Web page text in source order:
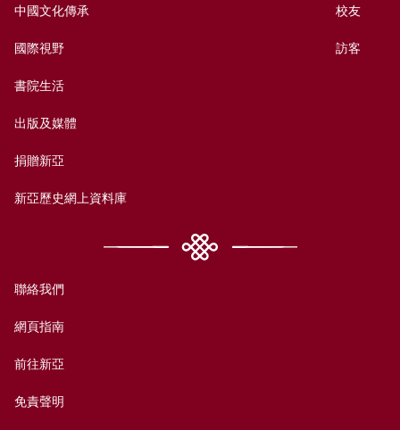
中國文化傳承
國際視野
書院生活
出版及媒體
捐贈新亞
新亞歷史網上資料庫
校友
訪客
聯絡我們
網頁指南
前往新亞
免責聲明